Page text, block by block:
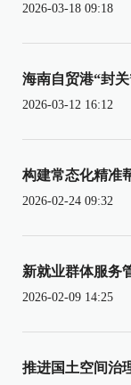
2026-03-18 09:18
海南自贸港“封
2026-03-12 16:12
构建常态化精准
2026-02-24 09:32
新就业群体服务
2026-02-09 14:25
推进国土空间治